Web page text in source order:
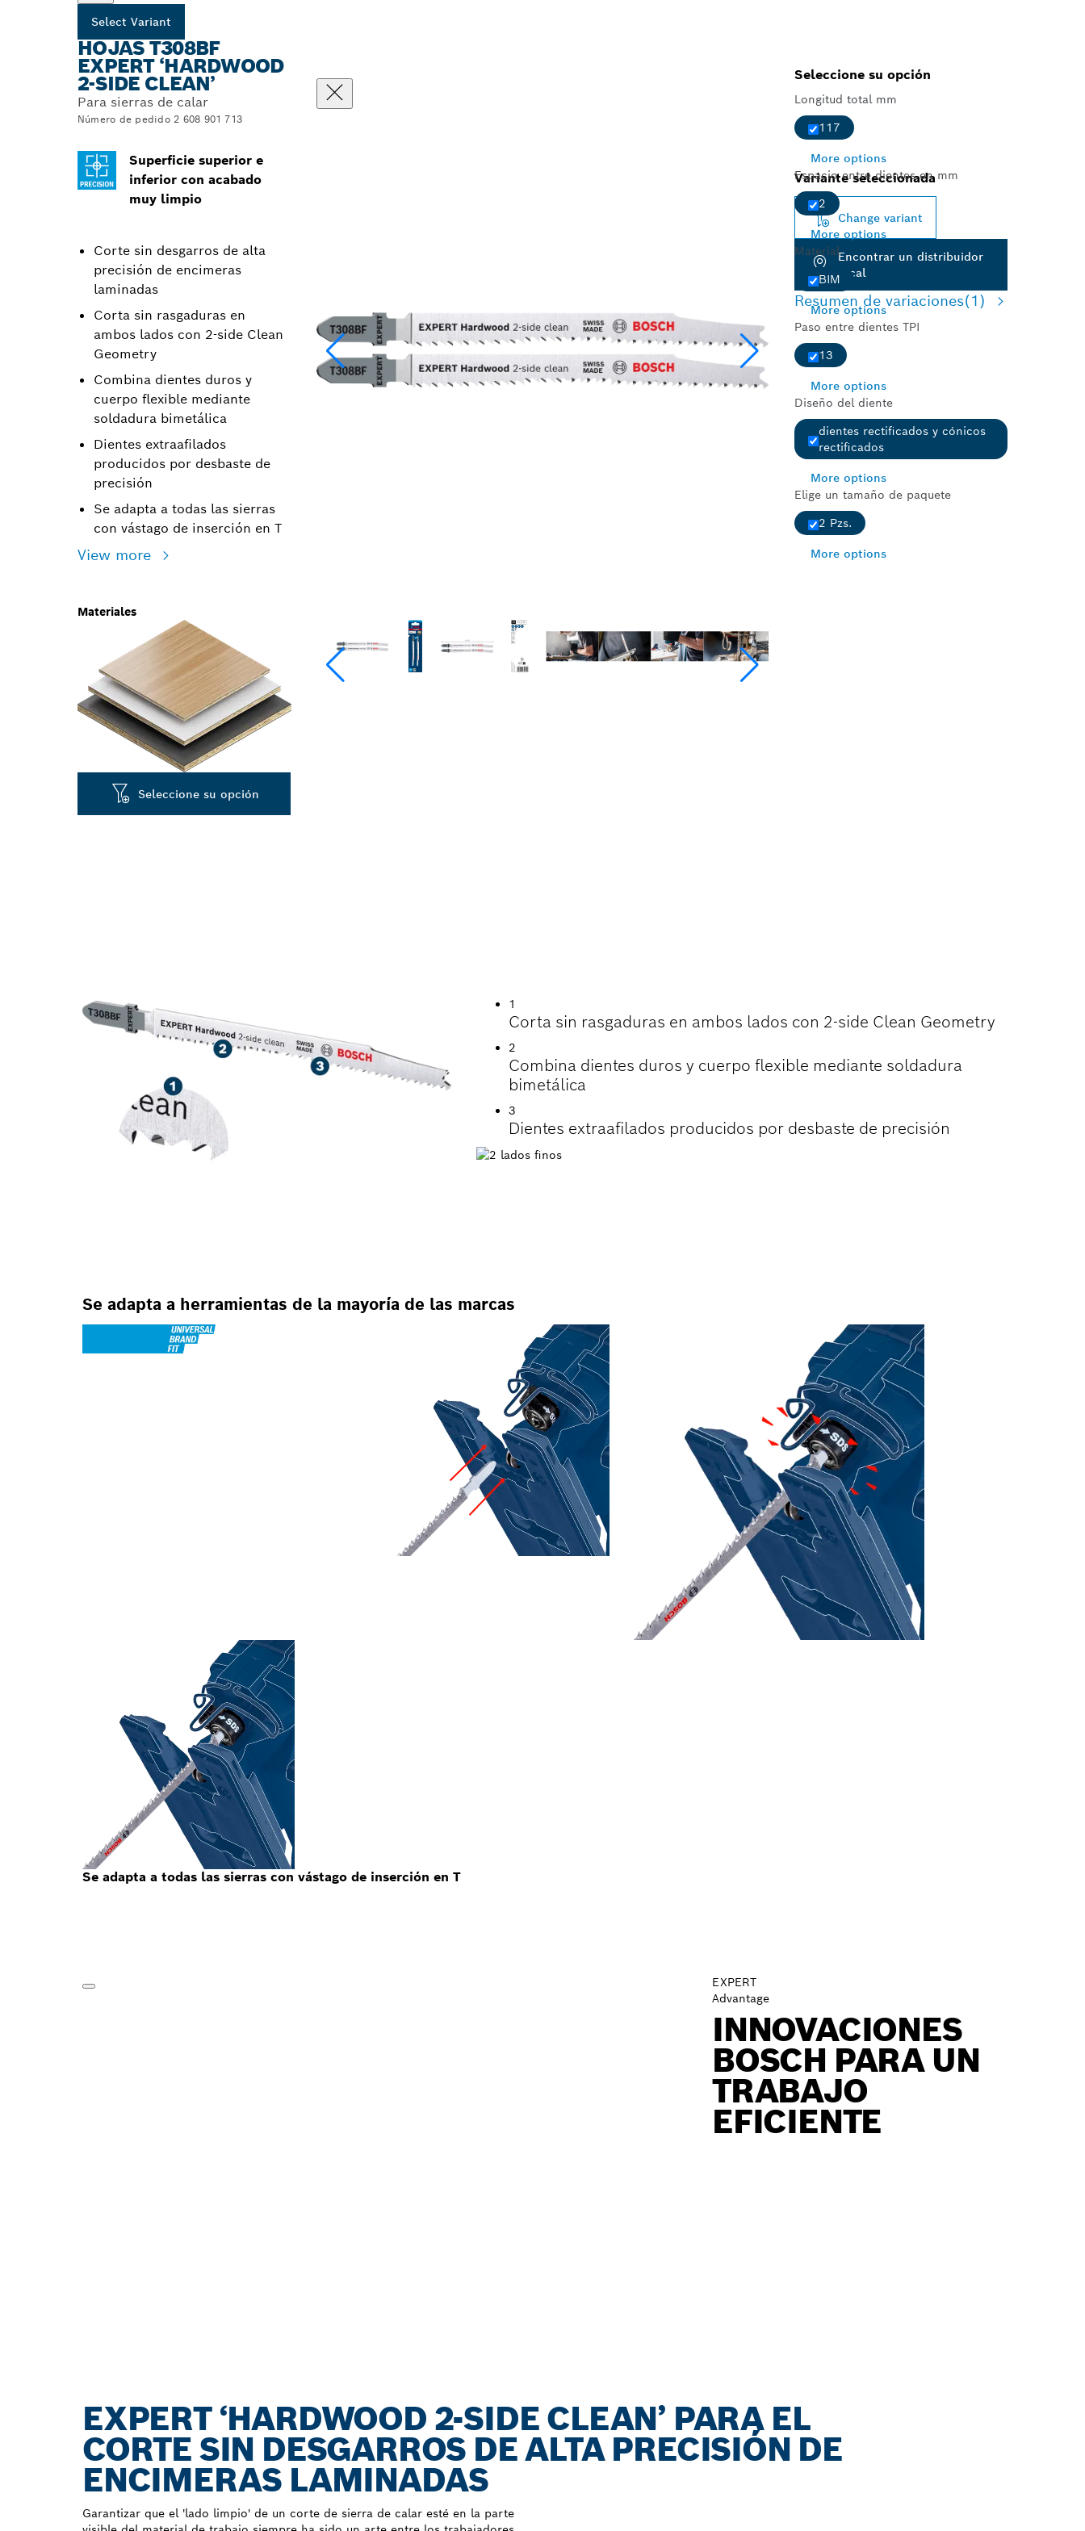
Select Variant
HOJAS T308BF
EXPERT ‘HARDWOOD
2-SIDE CLEAN’
Para sierras de calar
Número de pedido 2 608 901 713
Superficie superior e
inferior con acabado
muy limpio
Corte sin desgarros de alta
precisión de encimeras
laminadas
Corta sin rasgaduras en
ambos lados con 2-side Clean
Geometry
Combina dientes duros y
cuerpo flexible mediante
soldadura bimetálica
Dientes extraafilados
producidos por desbaste de
precisión
Se adapta a todas las sierras
con vástago de inserción en T
View more
Materiales
Seleccione su opción
Seleccione su opción
Longitud total mm
117
More options
Espacio entre dientes en mm
2
More options
Material
BIM
More options
Paso entre dientes TPI
13
More options
Diseño del diente
dientes rectificados y cónicos
rectificados
More options
Elige un tamaño de paquete
2 Pzs.
More options
Variante seleccionada
Change variant
Encontrar un distribuidor
local
Resumen de variaciones(1)
1
Corta sin rasgaduras en ambos lados con 2-side Clean Geometry
2
Combina dientes duros y cuerpo flexible mediante soldadura
bimetálica
3
Dientes extraafilados producidos por desbaste de precisión
Se adapta a herramientas de la mayoría de las marcas
Se adapta a todas las sierras con vástago de inserción en T
EXPERT
Advantage
INNOVACIONES
BOSCH PARA UN
TRABAJO
EFICIENTE
EXPERT ‘HARDWOOD 2-SIDE CLEAN’ PARA EL
CORTE SIN DESGARROS DE ALTA PRECISIÓN DE
ENCIMERAS LAMINADAS
Garantizar que el 'lado limpio' de un corte de sierra de calar esté en la parte